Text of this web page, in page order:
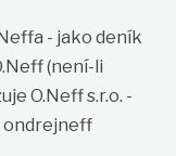
- jako deník
(není-li
O.Neff s.r.o. -
ondrejneff